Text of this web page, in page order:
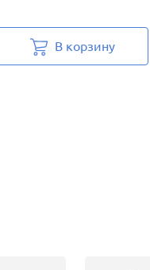
В корзину